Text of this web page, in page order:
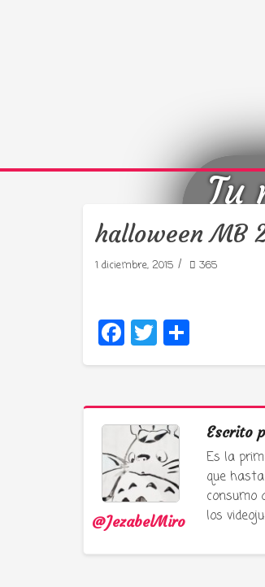
Tu
halloween MB
1 diciembre, 2015 / 365
Facebook
Twitter
@JezabelMiro
Escrito
Es la
que
consumo
los